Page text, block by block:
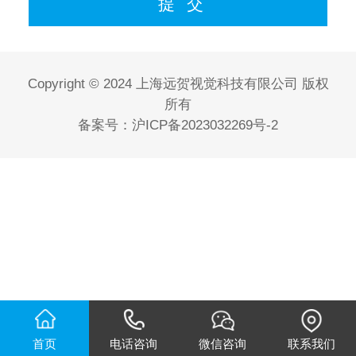
Copyright © 2024 上海远贺视觉科技有限公司 版权
所有
备案号： 沪ICP备2023032269号-2
首页 电话咨询 微信咨询 联系我们